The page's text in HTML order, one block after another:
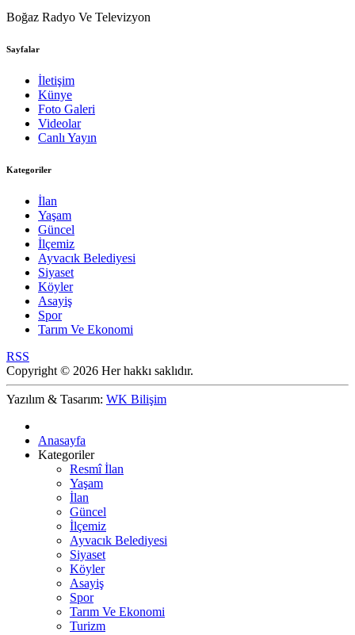
Boğaz Radyo Ve Televizyon
Sayfalar
İletişim
Künye
Foto Galeri
Videolar
Canlı Yayın
Kategoriler
İlan
Yaşam
Güncel
İlçemiz
Ayvacık Belediyesi
Siyaset
Köyler
Asayiş
Spor
Tarım Ve Ekonomi
RSS
Copyright © 2026 Her hakkı saklıdır.
Yazılım & Tasarım: WK Bilişim
Anasayfa
Kategoriler
Resmî İlan
Yaşam
İlan
Güncel
İlçemiz
Ayvacık Belediyesi
Siyaset
Köyler
Asayiş
Spor
Tarım Ve Ekonomi
Turizm